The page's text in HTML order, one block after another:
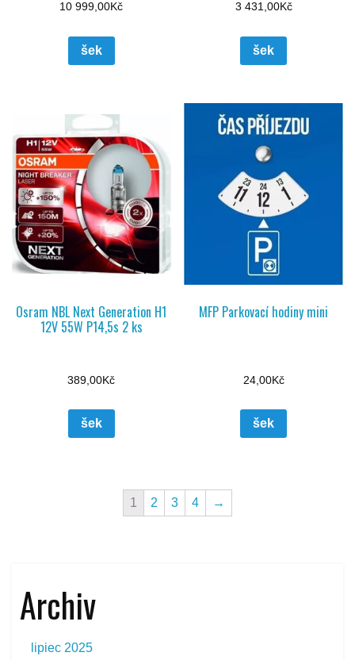
10 999,00Kč
šek
3 431,00Kč
šek
Osram NBL Next Generation H1
12V 55W P14,5s 2 ks
389,00Kč
šek
MFP Parkovací hodiny mini
24,00Kč
šek
1 2 3 4 →
Archiv
lipiec 2025